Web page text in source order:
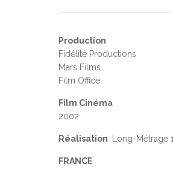
Production
Fidélité Productions
Mars Films
Film Office
Film Cinéma
2002
Réalisation Long-Métrage
FRANCE